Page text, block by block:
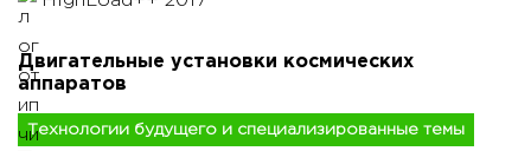
Двигательные установки космических
аппаратов
Технологии будущего и специализированные темы